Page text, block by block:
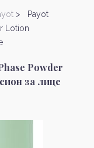
> Payot
Lotion
Powder
за лице